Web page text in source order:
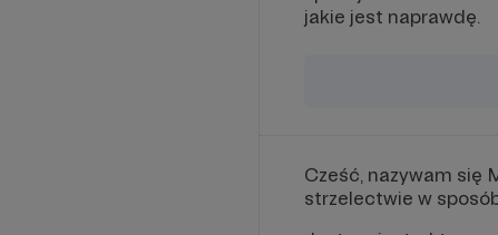
jakie jest naprawdę.
Cześć, nazywam się
strzelectwie w